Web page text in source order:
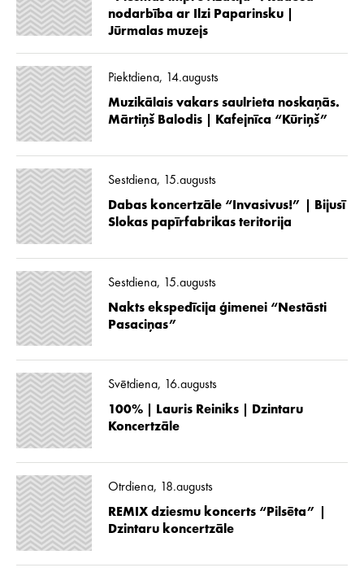
nodarbība ar Ilzi Paparinsku |
Jūrmalas muzejs
Piektdiena, 14.augusts
Muzikālais vakars saulrieta noskaņās.
Mārtiņš Balodis | Kafejnīca “Kūriņš”
Sestdiena, 15.augusts
Dabas koncertzāle “Invasivus!” | Bijusī
Slokas papīrfabrikas teritorija
Sestdiena, 15.augusts
Nakts ekspedīcija ģimenei “Nestāsti
Pasaciņas”
Svētdiena, 16.augusts
100% | Lauris Reiniks | Dzintaru
Koncertzāle
Otrdiena, 18.augusts
REMIX dziesmu koncerts “Pilsēta” |
Dzintaru koncertzāle